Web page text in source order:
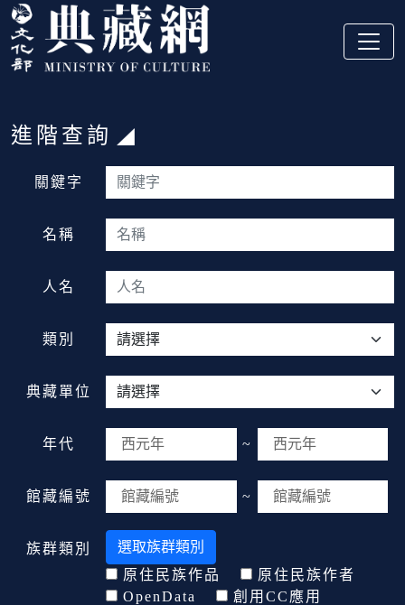
跳到主要內容
:::
:::
進階查詢
關鍵字
名稱
人名
類別
典藏單位
年代 ~
館藏編號 ~
族群類別
選取族群類別
原住民族作品
原住民族作者
OpenData
創用CC應用